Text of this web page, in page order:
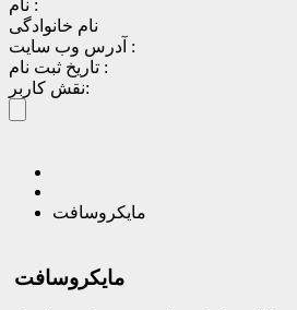
نام :
نام خانوادگی
آدرس وب سایت :
تاریخ ثبت نام :
نقش کاربر:
مایکروسافت
مایکروسافت